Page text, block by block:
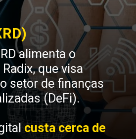
alimenta o
que visa
setor de finanças
(DeFi).
custa cerca de